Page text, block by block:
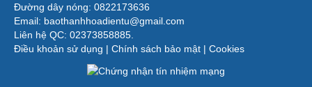
Đường dây nóng: 0822173636
Email: baothanhhoadientu@gmail.com
Liên hệ QC: 02373858885.
Điều khoản sử dụng | Chính sách bảo mật | Cookies